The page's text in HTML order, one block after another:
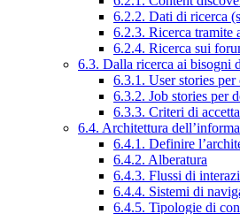
6.2.2. Dati di ricerca
6.2.3. Ricerca tramite
6.2.4. Ricerca sui
6.3. Dalla ricerca ai bisogni
6.3.1. User stories
6.3.2. Job stories per
6.3.3. Criteri di
6.4. Architettura
6.4.1. Definire
6.4.2. Alberatura
6.4.3. Flussi di
6.4.4. Sistemi di
6.4.5. Tipologie di